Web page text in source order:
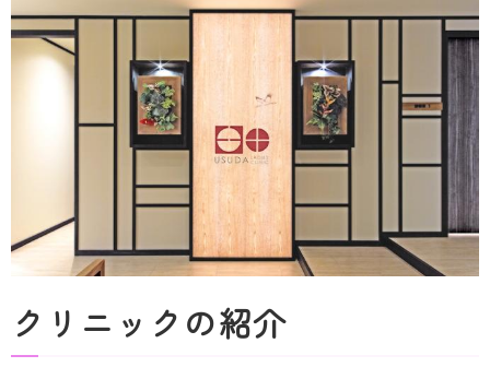
クリニックの紹介